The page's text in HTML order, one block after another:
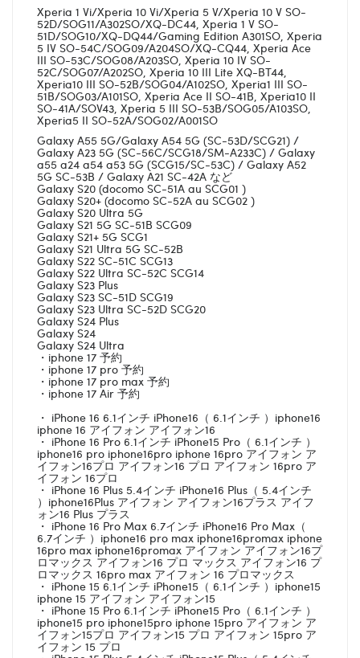
Xperia 1 Vi/Xperia 10 Vi/Xperia 5 V/Xperia 10 V SO-
52D/SOG11/A302SO/XQ-DC44, Xperia 1 V SO-
51D/SOG10/XQ-DQ44/Gaming Edition A301SO, Xperia
5 IV SO-54C/SOG09/A204SO/XQ-CQ44, Xperia Ace
III SO-53C/SOG08/A203SO, Xperia 10 IV SO-
52C/SOG07/A202SO, Xperia 10 III Lite XQ-BT44,
Xperia10 III SO-52B/SOG04/A102SO, Xperia1 III SO-
51B/SOG03/A101SO, Xperia Ace II SO-41B, Xperia10 II
SO-41A/SOV43, Xperia 5 III SO-53B/SOG05/A103SO,
Xperia5 II SO-52A/SOG02/A001SO
Galaxy A55 5G/Galaxy A54 5G (SC-53D/SCG21) /
Galaxy A23 5G (SC-56C/SCG18/SM-A233C) / Galaxy
a55 a24 a54 a53 5G (SCG15/SC-53C) / Galaxy A52
5G SC-53B / Galaxy A21 SC-42A など
Galaxy S20 (docomo SC-51A au SCG01 )
Galaxy S20+ (docomo SC-52A au SCG02 )
Galaxy S20 Ultra 5G
Galaxy S21 5G SC-51B SCG09
Galaxy S21+ 5G SCG1
Galaxy S21 Ultra 5G SC-52B
Galaxy S22 SC-51C SCG13
Galaxy S22 Ultra SC-52C SCG14
Galaxy S23 Plus
Galaxy S23 SC-51D SCG19
Galaxy S23 Ultra SC-52D SCG20
Galaxy S24 Plus
Galaxy S24
Galaxy S24 Ultra
・iphone 17 予約
・iphone 17 pro 予約
・iphone 17 pro max 予約
・iphone 17 Air 予約
・ iPhone 16 6.1インチ iPhone16（ 6.1インチ ）iphone16
iphone 16 アイフォン アイフォン16
・ iPhone 16 Pro 6.1インチ iPhone15 Pro（ 6.1インチ ）
iphone16 pro iphone16pro iphone 16pro アイフォン ア
イフォン16プロ アイフォン16 プロ アイフォン 16pro ア
イフォン 16プロ
・ iPhone 16 Plus 5.4インチ iPhone16 Plus（ 5.4インチ
）iphone16Plus アイフォン アイフォン16プラス アイフ
ォン16 Plus プラス
・ iPhone 16 Pro Max 6.7インチ iPhone16 Pro Max（
6.7インチ ）iphone16 pro max iphone16promax iphone
16pro max iphone16promax アイフォン アイフォン16プ
ロマックス アイフォン16 プロ マックス アイフォン16 プ
ロマックス 16pro max アイフォン 16 プロマックス
・ iPhone 15 6.1インチ iPhone15（ 6.1インチ ）iphone15
iphone 15 アイフォン アイフォン15
・ iPhone 15 Pro 6.1インチ iPhone15 Pro（ 6.1インチ ）
iphone15 pro iphone15pro iphone 15pro アイフォン ア
イフォン15プロ アイフォン15 プロ アイフォン 15pro ア
イフォン 15 プロ